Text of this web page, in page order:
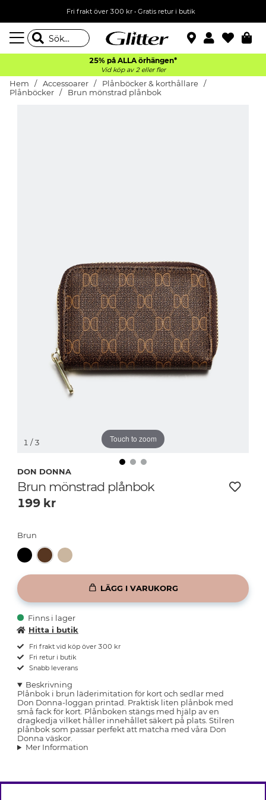
Fri frakt över 300 kr• Gratis retur i butik
25% på ALLA örhängen*
Vid köp av 2 eller fler
Hem Accessoarer
Plånböcker & korthållare
Plånböcker
Brun mönstrad plånbok
Touch to zoom
1 / 3
DON DONNA
Brun mönstrad plånbok
199 kr
Brun
LÄGG I VARUKORG
Finns i lager
Hitta i butik
Fri frakt vid köp över 300 kr
Fri retur i butik
Snabb leverans
Beskrivning
Plånbok i brun läderimitation för kort och sedlar med
Don Donna-loggan printad. Praktisk liten plånbok med
små fack för kort. Plånboken stängs med hjälp av en
dragkedja vilket håller innehållet säkert på plats. Stilren
plånbok som passar perfekt att matcha med våra Don
Donna väskor.
Mer Information